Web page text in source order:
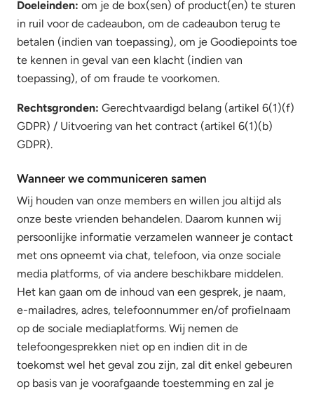
Doeleinden: om je de box(sen) of product(en) te sturen
in ruil voor de cadeaubon, om de cadeaubon terug te
betalen (indien van toepassing), om je Goodiepoints toe
te kennen in geval van een klacht (indien van
toepassing), of om fraude te voorkomen.
Rechtsgronden: Gerechtvaardigd belang (artikel 6(1)(f)
GDPR) / Uitvoering van het contract (artikel 6(1)(b)
GDPR).
Wanneer we communiceren samen
Wij houden van onze members en willen jou altijd als
onze beste vrienden behandelen. Daarom kunnen wij
persoonlijke informatie verzamelen wanneer je contact
met ons opneemt via chat, telefoon, via onze sociale
media platforms, of via andere beschikbare middelen.
Het kan gaan om de inhoud van een gesprek, je naam,
e-mailadres, adres, telefoonnummer en/of profielnaam
op de sociale mediaplatforms. Wij nemen de
telefoongesprekken niet op en indien dit in de
toekomst wel het geval zou zijn, zal dit enkel gebeuren
op basis van je voorafgaande toestemming en zal je